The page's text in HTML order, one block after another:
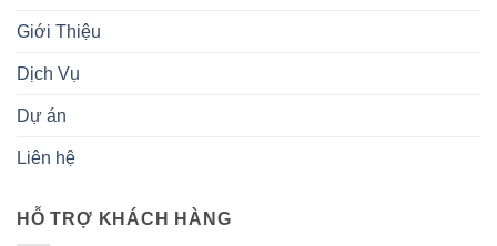
Giới Thiệu
Dịch Vụ
Dự án
Liên hệ
HỖ TRỢ KHÁCH HÀNG